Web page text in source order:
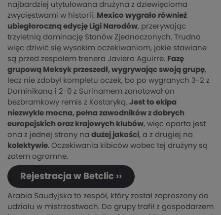
najbardziej utytułowana drużyna z dziewięcioma
zwycięstwami w historii. Mexico wygrało również
ubiegłoroczną edycję Ligi Narodów, przerywając
trzyletnią dominację Stanów Zjednoczonych. Trudno
więc dziwić się wysokim oczekiwaniom, jakie stawiane
są przed zespołem trenera Javiera Aguirre. Fazę
grupową Meksyk przeszedł, wygrywając swoją grupę,
lecz nie zdobył kompletu oczek, bo po wygranych 3-2 z
Dominikaną i 2-0 z Surinamem zanotował on
bezbramkowy remis z Kostaryką. Jest to ekipa
niezwykle mocna, pełna zawodników z dobrych
europejskich oraz krajowych klubów, więc oparta jest
ona z jednej strony na dużej jakości, a z drugiej na
kolektywie. Oczekiwania kibiców wobec tej drużyny są
zatem ogromne.
Rejestracja w Betclic ››
Arabia Saudyjska to zespół, który został zaproszony do
udziału w mistrzostwach. Do grupy trafił z gospodarzem